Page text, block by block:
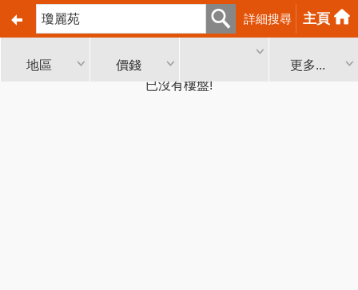
詳細搜尋 主頁
地區 價錢
更多...
已沒有樓盤!